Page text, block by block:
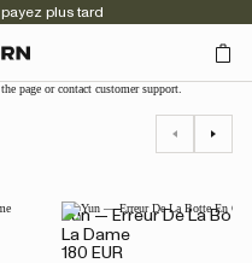
plus tard
page or contact customer support.
Yun — Erreur De La
La Dame
180 EUR